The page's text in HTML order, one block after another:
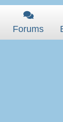
Forums